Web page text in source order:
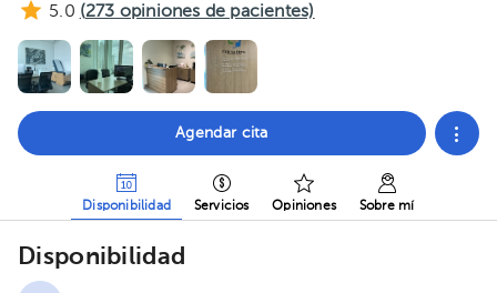
5.0 (273 opiniones de pacientes)
Agendar cita
Disponibilidad Servicios Opiniones Sobre mí
Disponibilidad